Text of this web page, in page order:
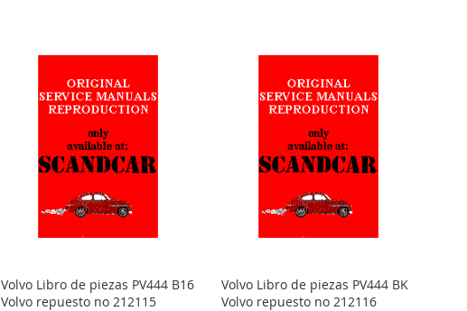
Volvo Libro de piezas PV444 B16
Volvo repuesto no 212115
Volvo Libro de piezas PV444 BK
Volvo repuesto no 212116